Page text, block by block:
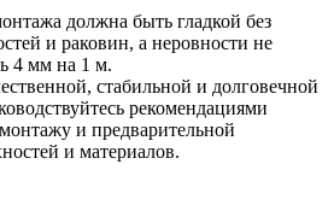
должна быть гладкой без
и раковин, а неровности не
4 мм на 1 м.
стабильной и долговечной
рекомендациями
и предварительной
и материалов.